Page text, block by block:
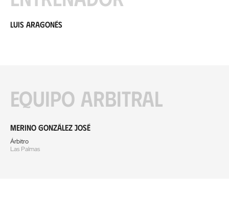
Luis Aragonés
Equipo arbitral
Merino González José
Árbitro
Las Palmas